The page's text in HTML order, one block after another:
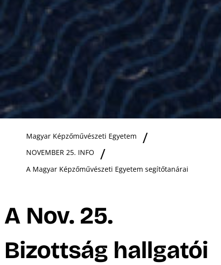
Magyar Képzőművészeti Egyetem
NOVEMBER 25. INFO
A Magyar Képzőművészeti Egyetem segítőtanárai
A Nov. 25.
Bizottság hallgatói